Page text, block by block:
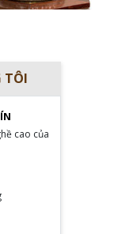
TÔI
cao của